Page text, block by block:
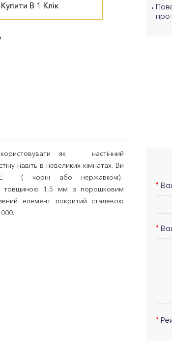
Купити В 1 Клік
як настінний
навіть в невеликих кімнатах. Ви
чорні або нержавіючі).
товщиною 1,5 мм з порошковим
елемент покритий сталевою